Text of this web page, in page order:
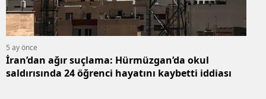
5 ay önce
İran’dan ağır suçlama: Hürmüzgan’da okul
saldırısında 24 öğrenci hayatını kaybetti iddiası